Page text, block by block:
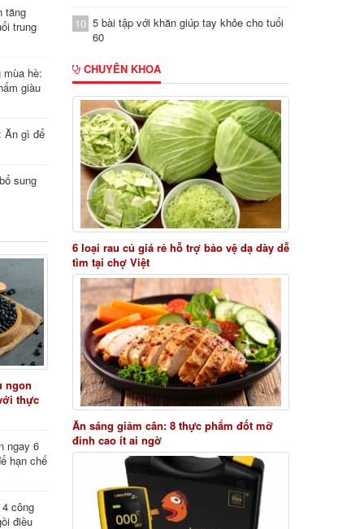
tăng
trung
hè:
giàu
Ăn gì để
sung
ngon
thực
ngay 6
hạn chế
công
điều
10 5 bài tập với khăn giúp tay khỏe cho tuổi
60
CHUYÊN KHOA
6 loại rau củ giá rẻ hỗ trợ bảo vệ dạ dày dễ
tìm tại chợ Việt
Ăn sáng giảm cân: 8 thực phẩm đốt mỡ
đỉnh cao ít ai ngờ